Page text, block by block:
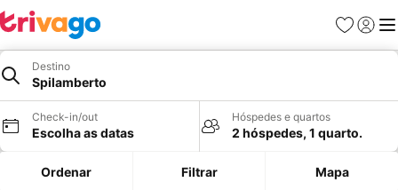
Favoritos
Iniciar
Destino
Spilamberto
Check-in/out
Escolha as datas
Hóspedes e quartos
2 hóspedes, 1 quarto.
Ordenar Filtrar Mapa